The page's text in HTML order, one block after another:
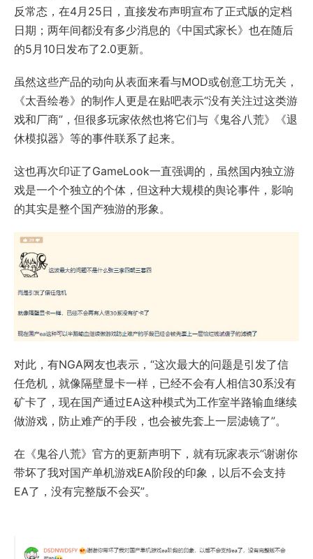
反常态，在4月25日，直接发布声明宣布了正式版的定档
日期；两年间都没有多少消息的《中国式家长》也在随后
的5月10日发布了2.0更新。
虽然这些产品的动向从表面来看与MOD或创意工坊无关，
《太吾绘卷》的制作人更是在贴吧表示“没有关注过这类游
戏和厂商”，但很多玩家依然也将它们与《鬼谷八荒》《退
休模拟器》等的事件联系了起来。
这也再次印证了GameLook一直强调的，虽然国内独立游
戏是一个个独立的个体，但这种大规模的舆论事件，影响
的其实是整个国产独游的形象。
对此，有NGA网友也表示，“这次最大的问题是引发了信
任危机，就像隔壁显卡一样，已经不会有人相信30系没有
矿卡了，现在国产通过EA这种模式为工作室半路输血继续
做游戏，防止难产的手段，也会被先套上一层滤镜了”。
在《鬼谷八荒》官方的更新声明下，就有玩家表示“谢谢你
带坏了我对国产单机游戏EA阶段的印象，以后不会支持
EA了，没有完整版不会买”。